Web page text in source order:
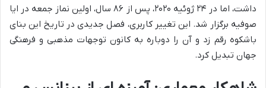
داشت، اما در ۲۴ ژوئیه ۲۰۲۰، پس از ۸۶ سال، اولین نماز جمعه در ایا
صوفیه برگزار شد. این تغییر کاربری، فصل جدیدی در تاریخ این بنای
باشکوه رقم زد و آن را دوباره به کانون توجهات مذهبی و فرهنگی
جهان تبدیل کرد.